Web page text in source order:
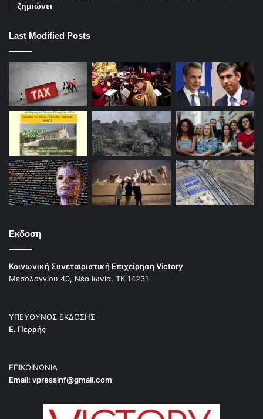
ζημιώνει
Last Modified Posts
Εκδοση
Κοινωνική Συνεταιριστική Επιχείρηση Victory
Μεσολογγίου 40, Νέα Ιωνία, ΤΚ 14231
ΥΠΕΥΘΥΝΟΣ ΕΚΔΟΣΗΣ
Ε. Περρής
ΕΠΙΚΟΙΝΩΝΙΑ
Email: vpressinf@gmail.com